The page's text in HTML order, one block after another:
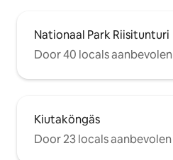
Nationaal Park Riisitunturi
Door 40 locals aanbevolen
Kiutaköngäs
Door 23 locals aanbevolen